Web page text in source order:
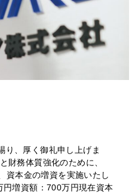
り、厚く御礼申し上げま
財務体質強化のために、
資本金の増資を実施いたし
増資額：700万円現在資本